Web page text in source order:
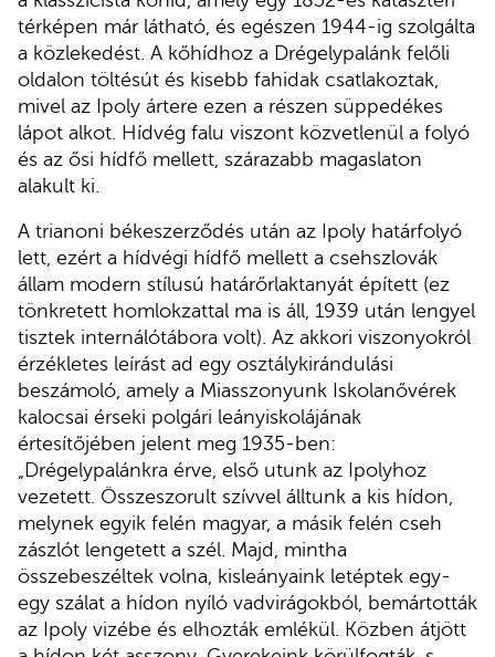
térképen már látható, és egészen 1944-ig szolgálta
a közlekedést. A kőhídhoz a Drégelypalánk felőli
oldalon töltésút és kisebb fahidak csatlakoztak,
mivel az Ipoly ártere ezen a részen süppedékes
lápot alkot. Hídvég falu viszont közvetlenül a folyó
és az ősi hídfő mellett, szárazabb magaslaton
alakult ki.
A trianoni békeszerződés után az Ipoly határfolyó
lett, ezért a hídvégi hídfő mellett a csehszlovák
állam modern stílusú határőrlaktanyát épített (ez
tönkretett homlokzattal ma is áll, 1939 után lengyel
tisztek internálótábora volt). Az akkori viszonyokról
érzékletes leírást ad egy osztálykirándulási
beszámoló, amely a Miasszonyunk Iskolanővérek
kalocsai érseki polgári leányiskolájának
értesítőjében jelent meg 1935-ben:
„Drégelypalánkra érve, első utunk az Ipolyhoz
vezetett. Összeszorult szívvel álltunk a kis hídon,
melynek egyik felén magyar, a másik felén cseh
zászlót lengetett a szél. Majd, mintha
összebeszéltek volna, kisleányaink letéptek egy-
egy szálat a hídon nyíló vadvirágokból, bemártották
az Ipoly vizébe és elhozták emlékül. Közben átjött